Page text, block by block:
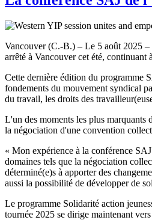
Vancouver (C.-B.) – Le 5 août 2025 –
arrêté à Vancouver cet été, continuant
Cette dernière édition du programme
fondements du mouvement syndical
du travail, les droits des
L'un des moments les plus
la négociation d'une convention
« Mon expérience à la conférence
domaines tels que la négociation
déterminé(e)s à apporter des
aussi la possibilité de développer de
Le programme Solidarité action
tournée 2025 se dirige maintenant